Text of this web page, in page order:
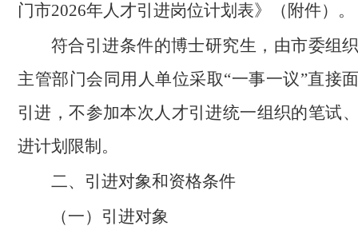
门市2026年人才引进岗位计划表》（附件）。
符合引进条件的博士研究生，由市委组
主管部门会同用人单位采取“一事一议”直接
引进，不参加本次人才引进统一组织的笔试
进计划限制。
二、引进对象和资格条件
（一）引进对象